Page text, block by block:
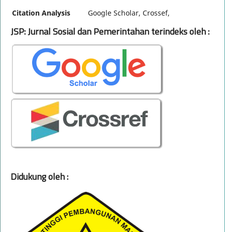
Citation Analysis Google Scholar, Crossef,
JSP: Jurnal Sosial dan Pemerintahan terindeks oleh :
Didukung oleh :